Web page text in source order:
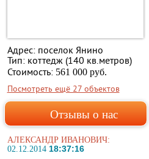
Адрес: поселок Янино
Тип: коттедж (140 кв.метров)
Стоимость: 561 000 руб.
Посмотреть ещё 27 объектов
Отзывы о нас
АЛЕКСАНДР ИВАНОВИЧ:
02.12.2014 18:37:16